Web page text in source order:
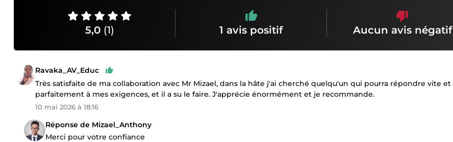
5,0 (1) 1 avis positif Aucun avis négatif
Ravaka_AV_Educ
Très satisfaite de ma collaboration avec Mr Mizael, dans la hâte j'ai cherché quelqu'un qui pourra répondre vite et
parfaitement à mes exigences, et il a su le faire. J'apprécie énormément et je recommande.
10 mai 2026 à 18:16
Réponse de Mizael_Anthony
Merci pour votre confiance